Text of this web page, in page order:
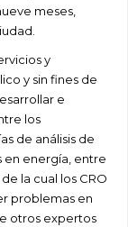
meses,
y
y sin fines de
e
los
de análisis de
en energía, entre
la cual los CRO
problemas en
otros expertos